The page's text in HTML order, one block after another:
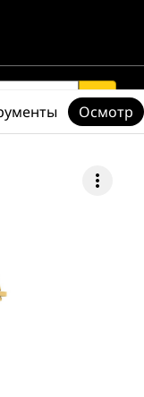
search
more_vert
Осмотр